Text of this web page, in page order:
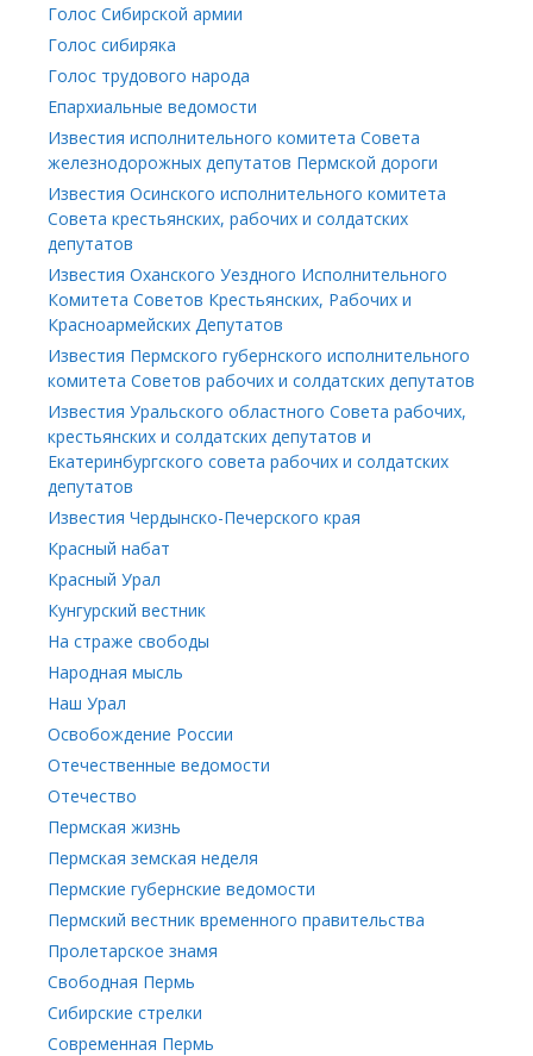
Голос Сибирской армии
Голос сибиряка
Голос трудового народа
Епархиальные ведомости
Известия исполнительного комитета Совета
железнодорожных депутатов Пермской дороги
Известия Осинского исполнительного комитета
Совета крестьянских, рабочих и солдатских
депутатов
Известия Оханского Уездного Исполнительного
Комитета Советов Крестьянских, Рабочих и
Красноармейских Депутатов
Известия Пермского губернского исполнительного
комитета Советов рабочих и солдатских депутатов
Известия Уральского областного Совета рабочих,
крестьянских и солдатских депутатов и
Екатеринбургского совета рабочих и солдатских
депутатов
Известия Чердынско-Печерского края
Красный набат
Красный Урал
Кунгурский вестник
На страже свободы
Народная мысль
Наш Урал
Освобождение России
Отечественные ведомости
Отечество
Пермская жизнь
Пермская земская неделя
Пермские губернские ведомости
Пермский вестник временного правительства
Пролетарское знамя
Свободная Пермь
Сибирские стрелки
Современная Пермь